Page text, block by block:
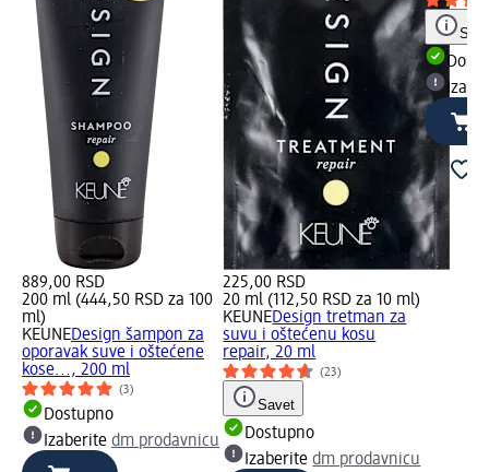
889,00 RSD
200 ml (444,50 RSD za 100
ml)
KEUNEDesign šampon za
oporavak suve i oštećene
kose..., 200 ml
(3)
Dostupno
Izaberite dm prodavnicu
225,00 RSD
20 ml (112,50 RSD za 10 ml)
KEUNEDesign tretman za
suvu i oštećenu kosu
repair, 20 ml
(23)
Savet
Dostupno
Izaberitedm prodavnicu